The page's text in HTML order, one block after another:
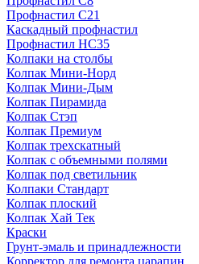
Профнастил C21
Каскадный профнастил
Профнастил НС35
Колпаки на столбы
Колпак Мини-Норд
Колпак Мини-Дым
Колпак Пирамида
Колпак Стэп
Колпак Премиум
Колпак трехскатный
Колпак с объемными полями
Колпак под светильник
Колпаки Стандарт
Колпак плоский
Колпак Хай Тек
Краски
Грунт-эмаль и принадлежности
Корректор для ремонта царапин